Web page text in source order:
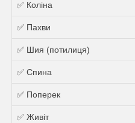
✅ Коліна
✅ Пахви
✅ Шия (потилиця)
✅ Спина
✅ Поперек
✅ Живіт